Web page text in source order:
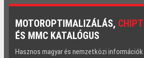
MOTOROPTIMALIZÁLÁS,
ÉS MMC KATALÓGUS
Hasznos magyar és nemzetközi